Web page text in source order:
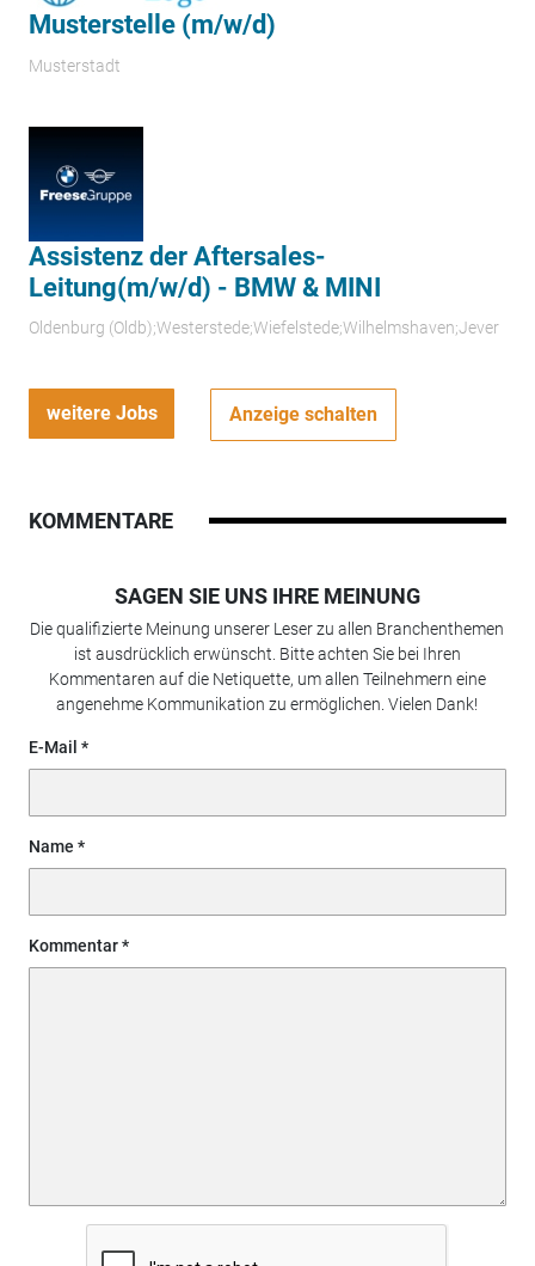
Musterstelle (m/w/d)
Musterstadt
Assistenz der Aftersales-
Leitung(m/w/d) - BMW & MINI
Oldenburg (Oldb);Westerstede;Wiefelstede;Wilhelmshaven;Jever
weitere Jobs Anzeige schalten
KOMMENTARE
SAGEN SIE UNS IHRE MEINUNG
Die qualifizierte Meinung unserer Leser zu allen Branchenthemen
ist ausdrücklich erwünscht. Bitte achten Sie bei Ihren
Kommentaren auf die Netiquette, um allen Teilnehmern eine
angenehme Kommunikation zu ermöglichen. Vielen Dank!
E-Mail
Name
Kommentar